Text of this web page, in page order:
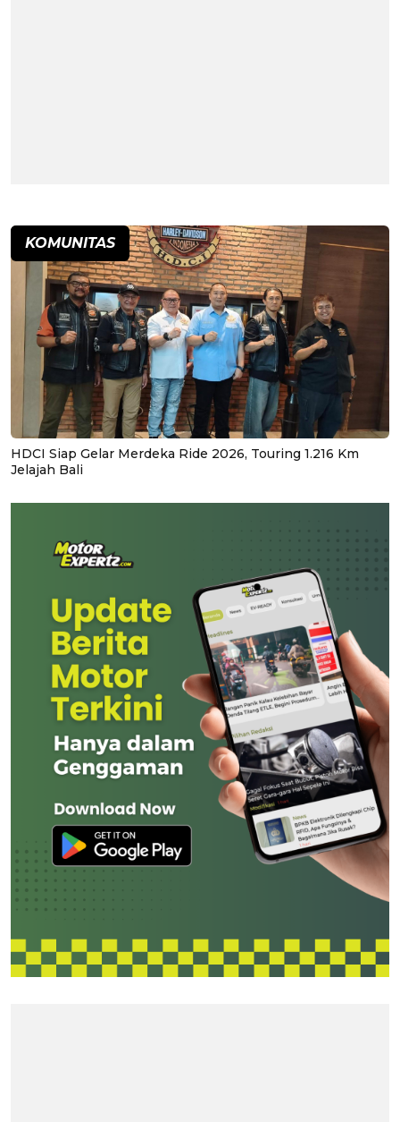
KOMUNITAS
HDCI Siap Gelar Merdeka Ride 2026, Touring 1.216 Km
Jelajah Bali